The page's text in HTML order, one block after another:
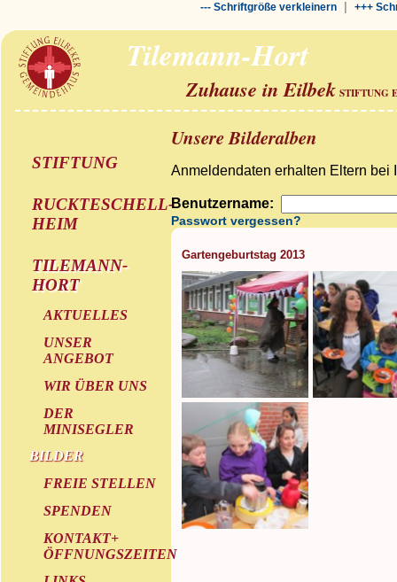
--- Schriftgröße verkleinern| +++
Tilemann-Hort
Zuhause in Eilbek STIFTUNG
STIFTUNG
RUCKTESCHELL-
HEIM
TILEMANN-
HORT
AKTUELLES
UNSER
ANGEBOT
WIR ÜBER UNS
DER
MINISEGLER
BILDER
FREIE STELLEN
SPENDEN
KONTAKT+
ÖFFNUNGSZEITEN
Unsere Bilderalben
Anmeldendaten erhalten Eltern bei
Benutzername:
Passwort vergessen?
Gartengeburtstag 2013